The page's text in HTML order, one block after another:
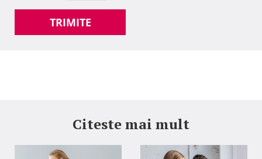
TRIMITE
Citeste mai mult